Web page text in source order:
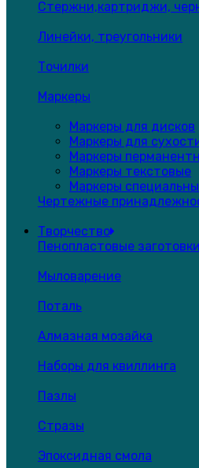
Стержни,картриджи,
Линейки, треугольники
Точилки
Маркеры
Маркеры для дисков
Маркеры для
Маркеры
Маркеры текстовые
Маркеры
Чертежные
Творчество
Пенопластовые заготовки
Мыловарение
Поталь
Алмазная мозайка
Наборы для квиллинга
Пазлы
Стразы
Эпоксидная смола